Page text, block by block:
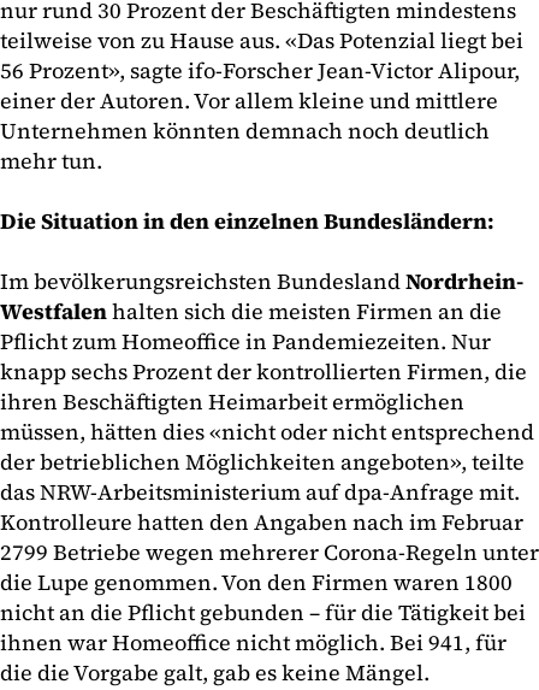
nur rund 30 Prozent der Beschäftigten mindestens
teilweise von zu Hause aus. «Das Potenzial liegt bei
56 Prozent», sagte ifo-Forscher Jean-Victor Alipour,
einer der Autoren. Vor allem kleine und mittlere
Unternehmen könnten demnach noch deutlich
mehr tun.
Die Situation in den einzelnen Bundesländern:
Im bevölkerungsreichsten BundeslandNordrhein-
Westfalenhalten sich die meisten Firmen an die
Pflicht zum Homeoffice in Pandemiezeiten. Nur
knapp sechs Prozent der kontrollierten Firmen, die
ihren Beschäftigten Heimarbeit ermöglichen
müssen, hätten dies «nicht oder nicht entsprechend
der betrieblichen Möglichkeiten angeboten», teilte
das NRW-Arbeitsministerium auf dpa-Anfrage mit.
Kontrolleure hatten den Angaben nach im Februar
2799 Betriebe wegen mehrerer Corona-Regeln unter
die Lupe genommen. Von den Firmen waren 1800
nicht an die Pflicht gebunden – für die Tätigkeit bei
ihnen war Homeoffice nicht möglich. Bei 941, für
die die Vorgabe galt, gab es keine Mängel.